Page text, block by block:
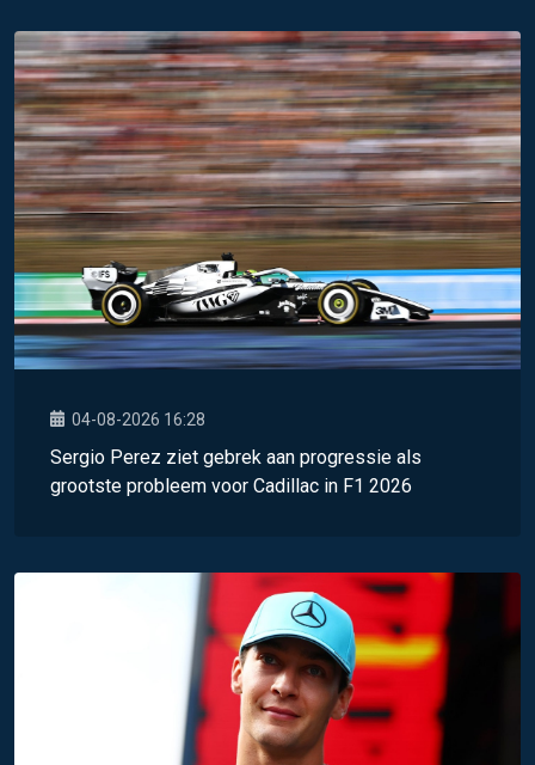
04-08-2026 16:28
Sergio Perez ziet gebrek aan progressie als
grootste probleem voor Cadillac in F1 2026